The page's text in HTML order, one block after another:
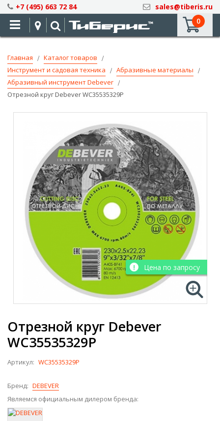
Skip
to
Content
+7 (495) 663 72 84
sales@tiberis.ru
0
Главная
Каталог товаров
Инструмент и садовая техника
Абразивные материалы
Абразивный инструмент Debever
Отрезной круг Debever WC35535329P
Отрезной круг Debever
WC35535329P
Артикул: WC35535329P
Бренд: DEBEVER
Являемся официальным дилером бренда:
Цена по запросу